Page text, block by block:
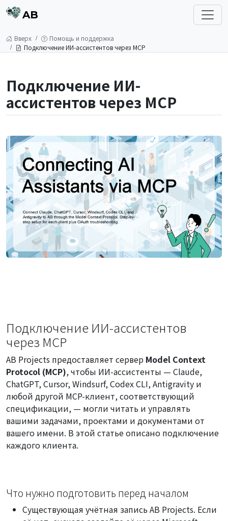
AB
Вверх
Помощь и поддержка
Подключение ИИ-ассистентов через MCP
Подключение ИИ-
ассистентов через MCP
Подключение ИИ-ассистентов
через MCP
AB Projects предоставляет сервер Model Context
Protocol (MCP), чтобы ИИ-ассистенты — Claude,
ChatGPT, Cursor, Windsurf, Codex CLI, Antigravity и
любой другой MCP-клиент, соответствующий
спецификации, — могли читать и управлять
вашими задачами, проектами и документами от
вашего имени. В этой статье описано подключение
каждого клиента.
Что нужно подготовить перед началом
Существующая учётная запись AB Projects. Если